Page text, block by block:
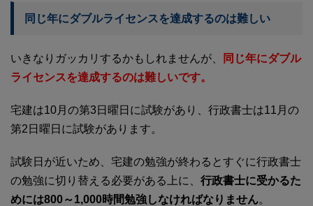
同じ年にダブルライセンスを達成するのは難しい
いきなりガッカリするかもしれませんが、
同じ年にダブル
ライセンスを達成するのは難しいです。
宅建は10月の第3日曜日に試験があり、行政書士は11月の
第2日曜日に試験があります。
試験日が近いため、宅建の勉強が終わるとすぐに行政書士
の勉強に切り替える必要がある上に、 行政書士に受かるた
めには800～1,000時間勉強しなければなりません。